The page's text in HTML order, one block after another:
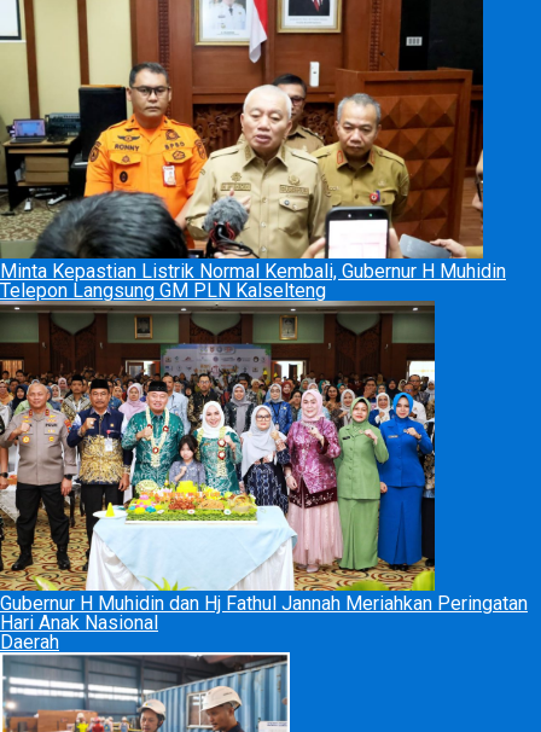
Minta Kepastian Listrik Normal Kembali, Gubernur H Muhidin
Telepon Langsung GM PLN Kalselteng
Gubernur H Muhidin dan Hj Fathul Jannah Meriahkan Peringatan
Hari Anak Nasional
Daerah